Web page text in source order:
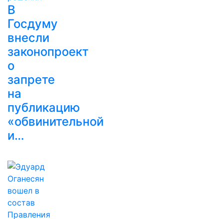
В
Госдуму
внесли
законопроект
о
запрете
на
публикацию
«обвинительной
и…